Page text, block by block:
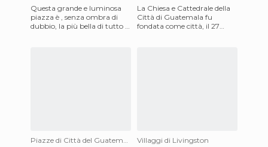
Questa grande e luminosa
piazza è , senza ombra di
dubbio, la più bella di tutto il
La Chiesa e Cattedrale della
Città di Guatemala fu
fondata come città, il 27
Piazze di Città del Guatemala
Villaggi di Livingston